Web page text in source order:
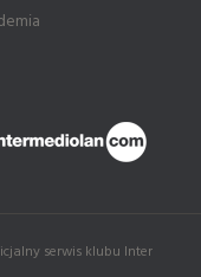
serwis klubu Inter